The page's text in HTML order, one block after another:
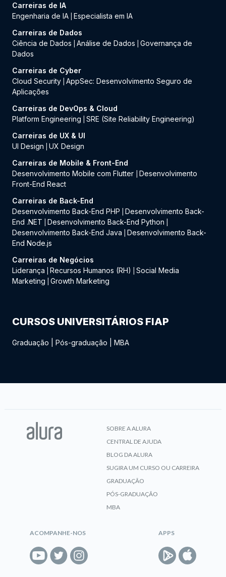
Carreiras de IA
Engenharia de IA Especialista em IA
Carreiras de Dados
Ciência de Dados
Análise de Dados
Governança de
Dados
Carreiras de Cyber
Cloud Security AppSec: Desenvolvimento Seguro de
Aplicações
Carreiras de DevOps & Cloud
Platform Engineering
SRE (Site Reliability Engineering)
Carreiras de UX & UI
UI Design
UX Design
Carreiras de Mobile & Front-End
Desenvolvimento Mobile com Flutter
Desenvolvimento
Front-End React
Carreiras de Back-End
Desenvolvimento Back-End PHP
Desenvolvimento Back-
End .NET
Desenvolvimento Back-End Python
Desenvolvimento Back-End Java
Desenvolvimento Back-
End Node.js
Carreiras de Negócios
Liderança
Recursos Humanos (RH)
Social Media
Marketing
Growth Marketing
CURSOS UNIVERSITÁRIOS FIAP
Graduação Pós-graduação MBA
SOBRE A ALURA
CENTRAL DE AJUDA
BLOG DA ALURA
SUGIRA UM CURSO OU CARREIRA
GRADUAÇÃO
PÓS-GRADUAÇÃO
MBA
ACOMPANHE-NOS APPS